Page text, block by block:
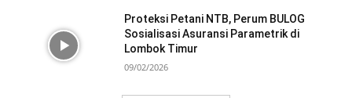
Proteksi Petani NTB, Perum BULOG
Sosialisasi Asuransi Parametrik di
Lombok Timur
09/02/2026